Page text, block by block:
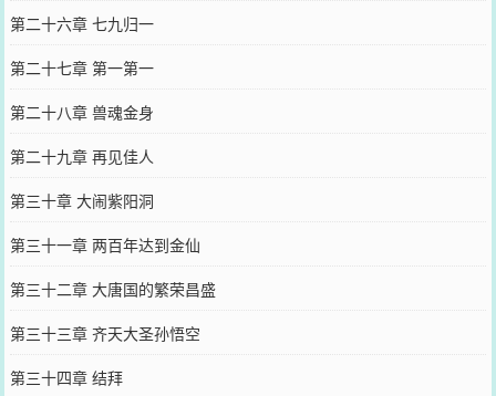
第二十六章 七九归一
第二十七章 第一第一
第二十八章 兽魂金身
第二十九章 再见佳人
第三十章 大闹紫阳洞
第三十一章 两百年达到金仙
第三十二章 大唐国的繁荣昌盛
第三十三章 齐天大圣孙悟空
第三十四章 结拜